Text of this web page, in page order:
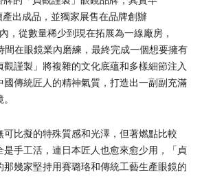
出成品，並獨家展售在品牌創辦
，從數量稀少到現在拓展為一線廠房，
在眼鏡業內磨練，最終完成一個想要擁有
觀謹製」將複雜的文化底蘊和多樣細節注入
傳統匠人的精神氣質，打造出一副副充滿
比擬的特殊質感和光澤，但著燃點比較
手工活，連日本匠人也愈來愈少用，「貞
幾家堅持用賽璐珞和傳統工藝生產眼鏡的